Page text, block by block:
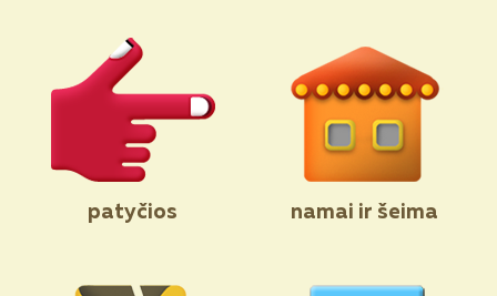
patyčios namai ir šeima